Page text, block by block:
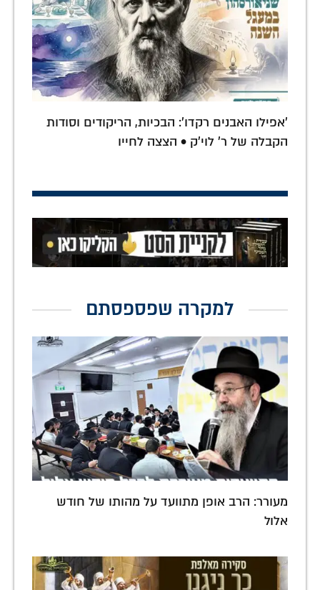
'אפילו האבנים רקדו': הבכיות, הריקודים וסודות
הקבלה של ר' לוי'ק • הצצה לחייו
למקרה שפספסתם
מעורר: הרב אופן מתוועד על מהותו של חודש
אלול